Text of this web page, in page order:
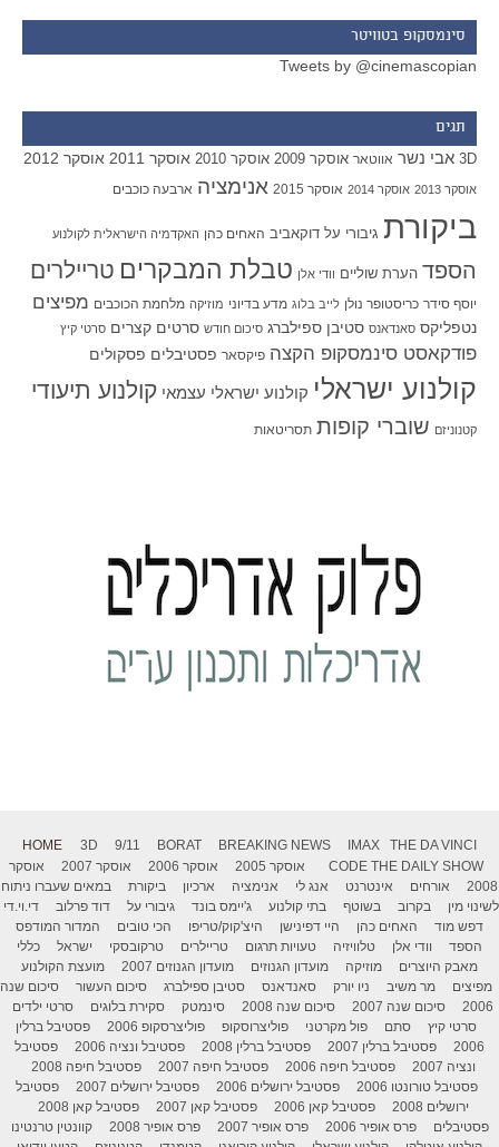
סינמסקופ בטוויטר
Tweets by @cinemascopian
תגים
3D אבי נשר אווטאר אוסקר 2009 אוסקר 2010 אוסקר 2011 אוסקר 2012
אוסקר 2013 אוסקר 2014 אוסקר 2015 אנימציה ארבעה כוכבים
ביקורת גיבורי על דוקאביב האחים כהן האקדמיה הישראלית לקולנוע
הספד הערת שוליים וודי אלן טבלת המבקרים טריילרים
יוסף סידר כריסטופר נולן לייב בלוג מדע בדיוני מוזיקה מלחמת הכוכבים מפיצים
נטפליקס סאנדאנס סטיבן ספילברג סיכום חודש סרטים קצרים סרטי קיץ
פודקאסט סינמסקופ הקצה פיקסאר פסטיבלים פסקולים
קולנוע ישראלי קולנוע ישראלי עצמאי קולנוע תיעודי
קטנוניזם שוברי קופות תסריטאות
HOME 3D 9/11 BORAT BREAKING NEWS IMAX
THE DA VINCI
CODE THE DAILY SHOW אוסקר 2005 אוסקר 2006 אוסקר 2007
אוסקר
2008
אורחים אינטרנט אנג לי אנימציה ארכיון ביקורת
במאים שעברו ניתוח
לשינוי מין
בקרוב בשוטף בתי קולנוע ג'יימס בונד גיבורי על דוד פרלוב
די.וי.די
דפש מוד
האחים כהן היי דפינישן היצ'קוק/טריפו הכי טובים
המדור המודפס
הספד
וודי אלן טלוויזיה טעויות תרגום טריילרים טרקובסקי ישראל
כללי
מאבק היוצרים
מוזיקה מועדון הגנוזים מועדון הגנוזים 2007
מועצת הקולנוע
מפיצים
מר משיב ניו יורק סאנדאנס סטיבן ספילברג סיכום העשור
סיכום שנה
2006
סיכום שנה 2007 סיכום שנה 2008 סינמטק סקירת בלוגים
סרטי ילדים
סרטי קיץ
סתם פול מקרטני פוליצרוסקופ פוליצרסקופ 2006
פסטיבל ברלין
2006
פסטיבל ברלין 2007 פסטיבל ברלין 2008 פסטיבל ונציה 2006
פסטיבל
ונציה 2007
פסטיבל חיפה 2006 פסטיבל חיפה 2007
פסטיבל חיפה 2008
פסטיבל טורונטו 2006
פסטיבל ירושלים 2006 פסטיבל ירושלים 2007
פסטיבל
ירושלים 2008
פסטיבל קאן 2006 פסטיבל קאן 2007
פסטיבל קאן 2008
פסטיבלים
פרס אופיר 2006 פרס אופיר 2007 פרס אופיר 2008
קוונטין טרנטינו